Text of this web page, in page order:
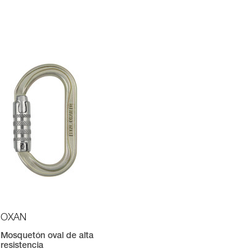
OXAN
Mosquetón oval de alta
resistencia